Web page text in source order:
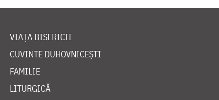
VIAȚA BISERICII
CUVINTE DUHOVNICEȘTI
FAMILIE
LITURGICĂ